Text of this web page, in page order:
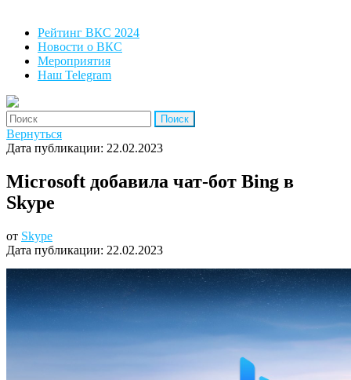
Рейтинг ВКС 2024
Новости о ВКС
Мероприятия
Наш Telegram
'Найти:
Вернуться
Дата публикации: 22.02.2023
Microsoft добавила чат-бот Bing в
Skype
от Skype
Дата публикации: 22.02.2023